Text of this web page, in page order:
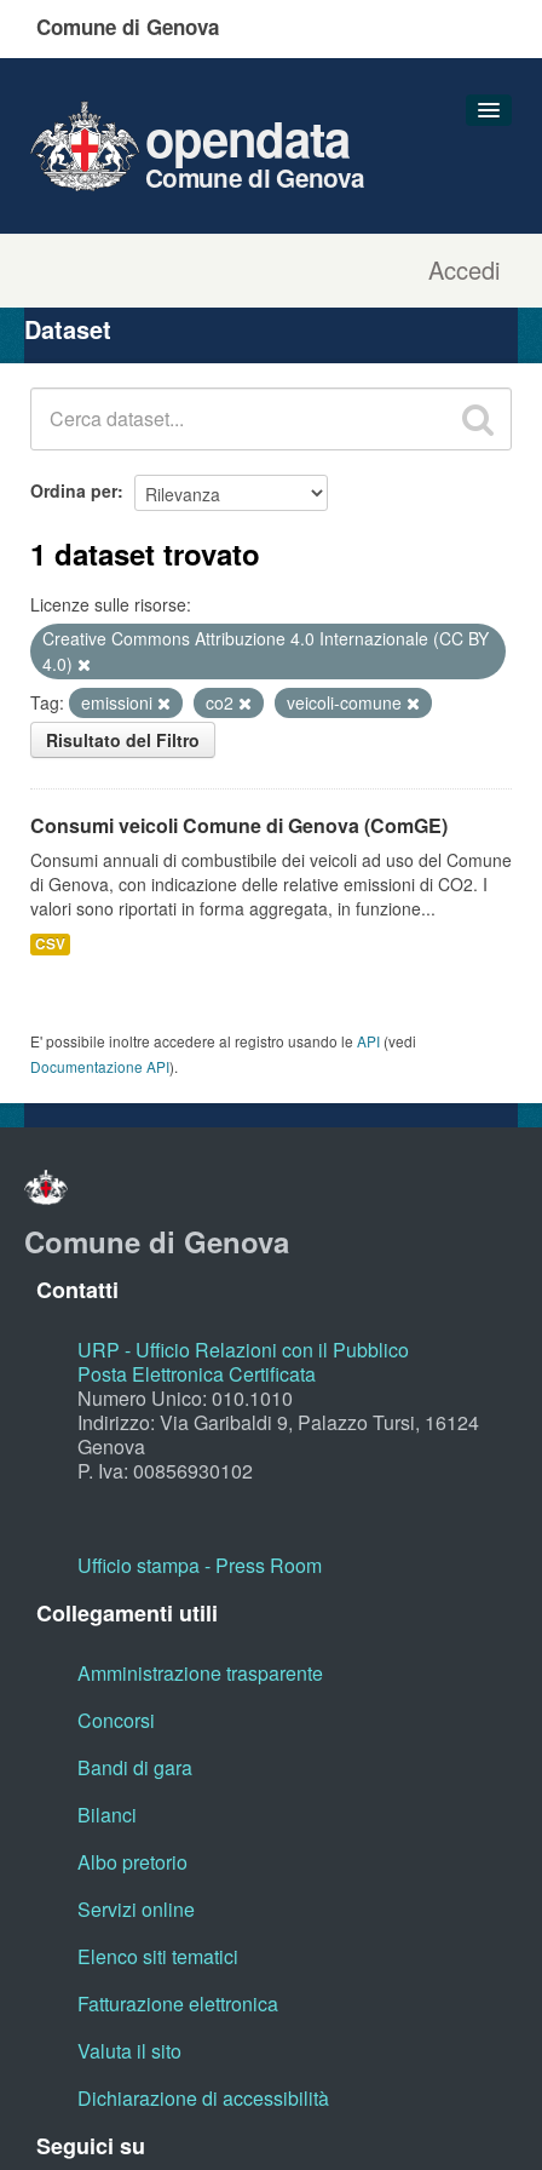
Comune di Genova
Accedi
opendata
Comune di Genova
Organizzazioni
Gruppi
Dataset
Ordina per
1 dataset trovato
Licenze sulle risorse:
Creative Commons Attribuzione 4.0 Internazionale (CC BY
4.0)
Tag:
emissioni co2
veicoli-comune
Risultato del Filtro
Consumi veicoli Comune di Genova (ComGE)
Consumi annuali di combustibile dei veicoli ad uso del Comune
di Genova, con indicazione delle relative emissioni di CO2. I
valori sono riportati in forma aggregata, in funzione...
CSV
E' possibile inoltre accedere al registro usando le API (vedi
Documentazione API).
Comune di Genova
Contatti
URP - Ufficio Relazioni con il Pubblico
Posta Elettronica Certificata
Numero Unico: 010.1010
Indirizzo: Via Garibaldi 9, Palazzo Tursi, 16124
Genova
P. Iva: 00856930102
Ufficio stampa - Press Room
Collegamenti utili
Amministrazione trasparente
Concorsi
Bandi di gara
Bilanci
Albo pretorio
Servizi online
Elenco siti tematici
Fatturazione elettronica
Valuta il sito
Dichiarazione di accessibilità
Seguici su